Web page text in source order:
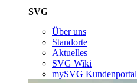
SVG
Über uns
Standorte
Aktuelles
SVG Wiki
mySVG Kundenportal